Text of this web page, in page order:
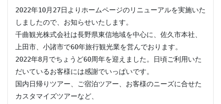
2022年10月27日よりホームページのリニューアルを実施いた
しましたので、お知らせいたします。
千曲観光株式会社は長野県東信地域を中心に、佐久市本社、
上田市、小諸市で60年旅行観光業を営んでおります。
2022年8月でちょうど60周年を迎えました。日頃ご利用いた
だいているお客様には感謝でいっぱいです。
国内日帰りツアー、ご宿泊ツアー、お客様のニーズに合せた
カスタマイズツアーなど、